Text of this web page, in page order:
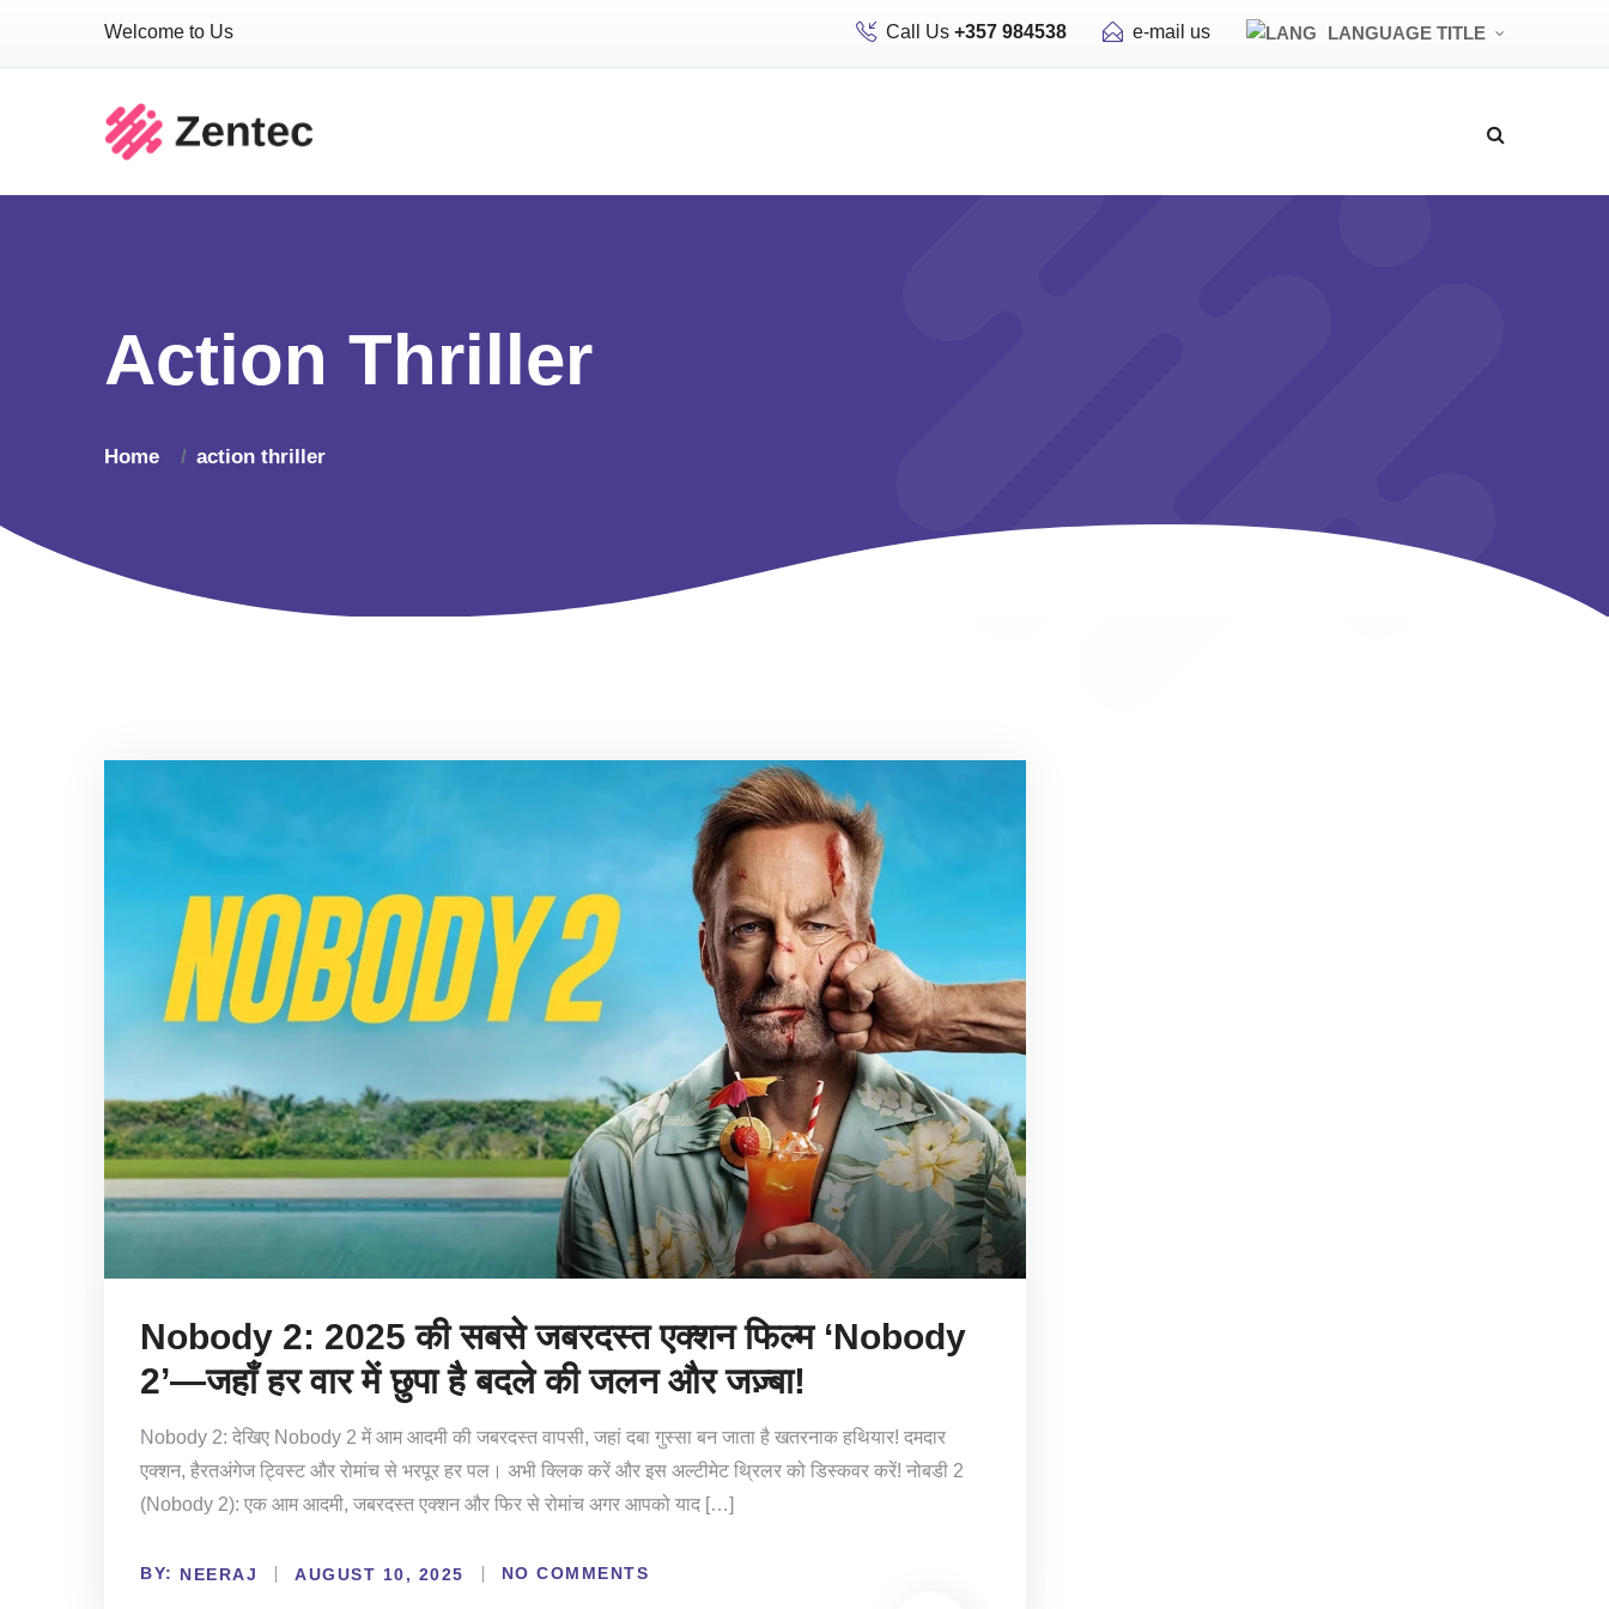
Welcome to Us Call Us +357 984538 e-mail us LANGUAGE TITLE
Action Thriller
Home action thriller
Nobody 2: 2025 की सबसे जबरदस्त एक्शन फिल्म ‘Nobody
2’—जहाँ हर वार में छुपा है बदले की जलन और जज़्बा!
Nobody 2: देखिए Nobody 2 में आम आदमी की जबरदस्त वापसी, जहां दबा गुस्सा बन जाता है खतरनाक हथियार! दमदार
एक्शन, हैरतअंगेज ट्विस्ट और रोमांच से भरपूर हर पल। अभी क्लिक करें और इस अल्टीमेट थ्रिलर को डिस्कवर करें! नोबडी 2
(Nobody 2): एक आम आदमी, जबरदस्त एक्शन और फिर से रोमांच अगर आपको याद […]
BY: NEERAJ AUGUST 10, 2025 NO COMMENTS